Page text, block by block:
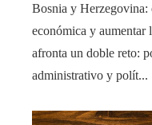
Bosnia y Herzegovina:
económica y
afronta un doble reto:
administrativo y polít...